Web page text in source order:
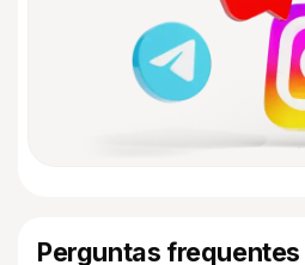
Perguntas frequentes